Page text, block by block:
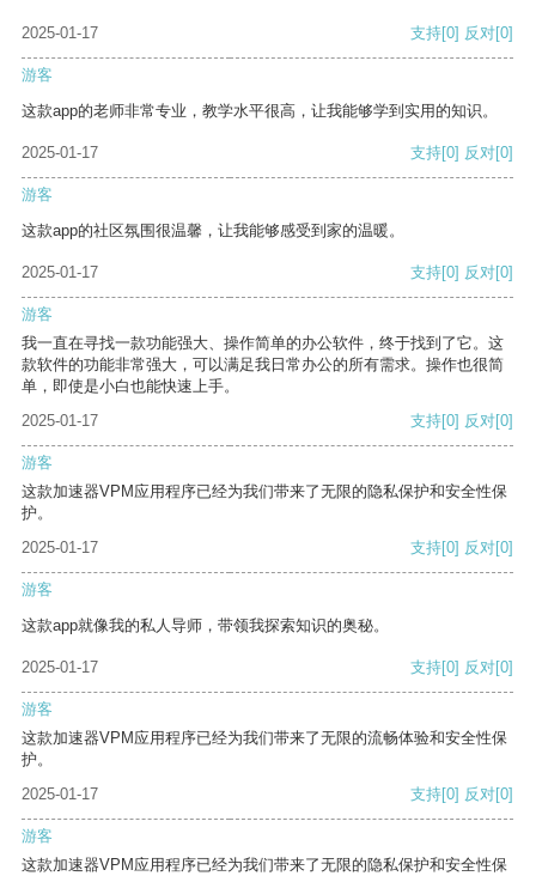
2025-01-17 支持[0] 反对[0]
游客
这款app的老师非常专业，教学水平很高，让我能够学到实用的知识。
2025-01-17 支持[0] 反对[0]
游客
这款app的社区氛围很温馨，让我能够感受到家的温暖。
2025-01-17 支持[0] 反对[0]
游客
我一直在寻找一款功能强大、操作简单的办公软件，终于找到了它。这
款软件的功能非常强大，可以满足我日常办公的所有需求。操作也很简
单，即使是小白也能快速上手。
2025-01-17
支持[0] 反对[0]
游客
这款加速器VPM应用程序已经为我们带来了无限的隐私保护和安全性保
护。
2025-01-17
支持[0] 反对[0]
游客
这款app就像我的私人导师，带领我探索知识的奥秘。
2025-01-17 支持[0] 反对[0]
游客
这款加速器VPM应用程序已经为我们带来了无限的流畅体验和安全性保
护。
2025-01-17
支持[0] 反对[0]
游客
这款加速器VPM应用程序已经为我们带来了无限的隐私保护和安全性保